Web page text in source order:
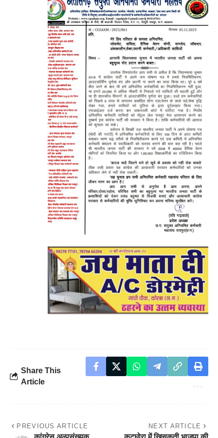
Share This
Article
PREVIOUS ARTICLE NEXT ARTICLE